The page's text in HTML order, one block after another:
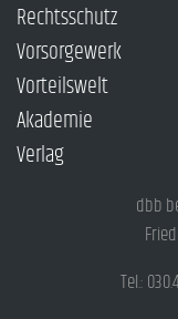
Rechtsschutz
Vorsorgewerk
Vorteilswelt
Akademie
Verlag
dbb
Tel.: